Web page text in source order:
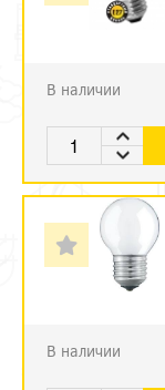
В наличии
В наличии